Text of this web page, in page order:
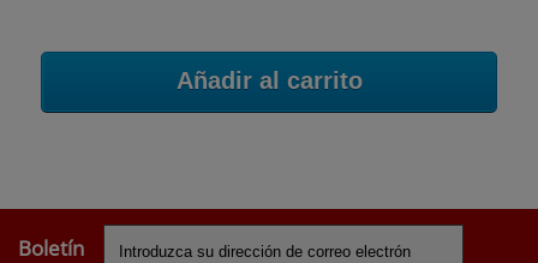
Añadir al carrito
Boletín